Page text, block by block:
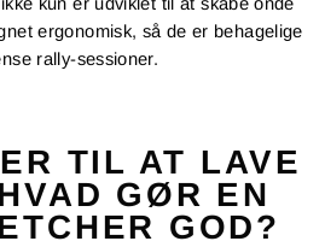
ergonomisk, så de er behagelige
rally-sessioner.
TIL AT LAVE
GØR EN
GOD?